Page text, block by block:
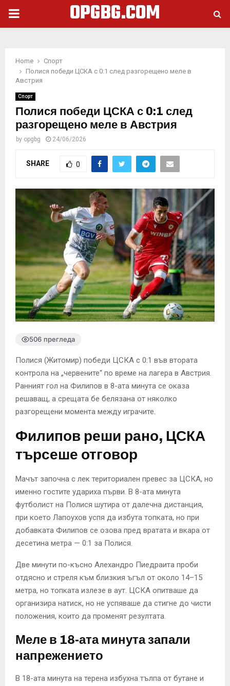
PRIMARY
OPGBG.COM
Home
Спорт
Полися победи ЦСКА с 0:1 след разгорещено меле в
Австрия
Спорт
Полися победи ЦСКА с 0:1 след
разгорещено меле в Австрия
by opgbg 24/06/2026
SHARE 0
506 прегледа
Полися (Житомир) победи ЦСКА с 0:1 във втората
контрола на „червените“ по време на лагера в Австрия.
Ранният гол на Филипов в 8-ата минута се оказа
решаващ, а срещата бе белязана от няколко
разгорещени момента между играчите.
Филипов реши рано, ЦСКА
търсеше отговор
Мачът започна с лек териториален превес за ЦСКА, но
именно гостите удариха първи. В 8-ата минута
футболист на Полися шутира от далечна дистанция,
при което Лапоухов успя да избута топката, но при
добавката Филипов се озова пред вратата и вкара от
десетина метра — 0:1 за Полися.
Две минути по-късно Алехандро Пиедраита проби
отдясно и стреля към близкия ъгъл от около 14–15
метра, но топката излезе в аут. ЦСКА опитваше да
организира натиск, но не успяваше да стигне до чисти
положения, които да променят резултата.
Меле в 18-ата минута запали
напрежението
В 18-ата минута на терена избухна тълпа от бутане и